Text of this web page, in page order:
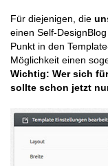
Für diejenigen, die
einen Self-
Punkt in den
Möglichkeit einen
Wichtig: Wer sich
sollte schon jetzt